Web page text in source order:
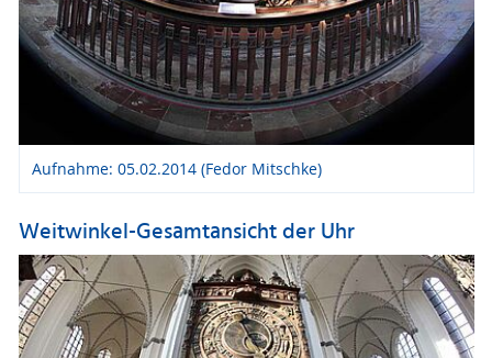
Aufnahme: 05.02.2014 (Fedor Mitschke)
Weitwinkel-Gesamtansicht der Uhr